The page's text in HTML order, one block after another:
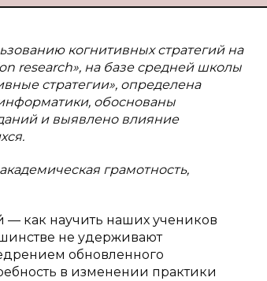
когнитивных стратегий на
research», на базе средней школы
стратегии», определена
обоснованы
и выявлено влияние
грамотность,
— как научить наших учеников
не удерживают
обновленного
в изменении практики